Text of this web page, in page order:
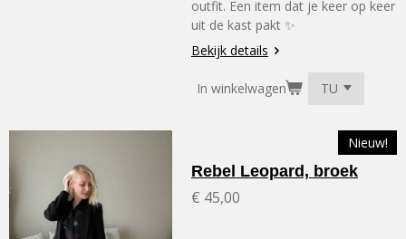
outfit. Een item dat je keer op keer
uit de kast pakt ✨
Bekijk details
In winkelwagen
Nieuw!
Rebel Leopard, broek
€ 45,00